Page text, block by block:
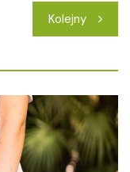
Kolejny